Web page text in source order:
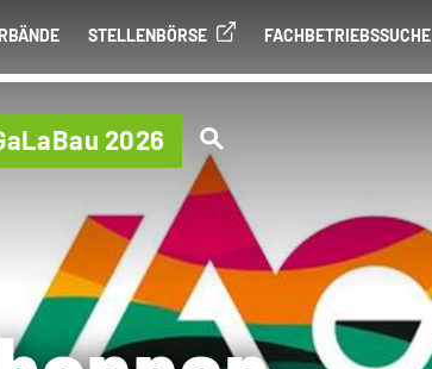
STELLENBÖRSE FACHBETRIEBSSUCHE
2026